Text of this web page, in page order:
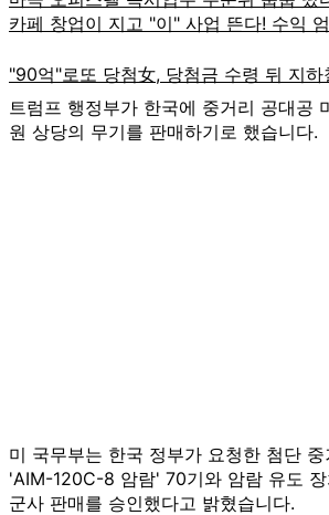
트럼프 행정부가 한국에 중거리 공대공
원 상당의 무기를 판매하기로 했습니다.
미 국무부는 한국 정부가 요청한 첨단
'AIM-120C-8 암람' 70기와 암람 유도
군사 판매를 승인했다고 밝혔습니다.